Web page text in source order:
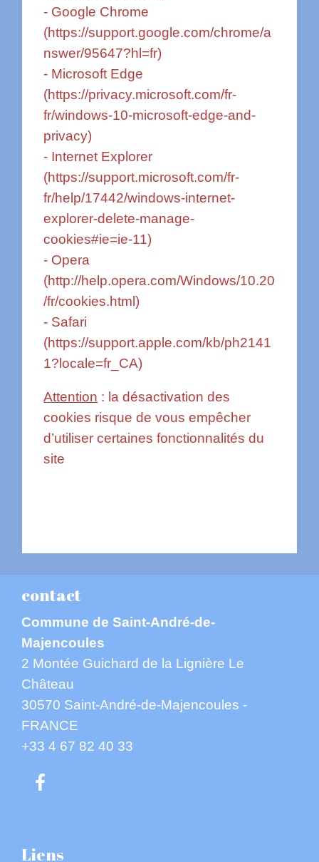
- Google Chrome
(https://support.google.com/chrome/a
nswer/95647?hl=fr)
- Microsoft Edge
(https://privacy.microsoft.com/fr-
fr/windows-10-microsoft-edge-and-
privacy)
- Internet Explorer
(https://support.microsoft.com/fr-
fr/help/17442/windows-internet-
explorer-delete-manage-
cookies#ie=ie-11)
- Opera
(http://help.opera.com/Windows/10.20
/fr/cookies.html)
- Safari
(https://support.apple.com/kb/ph2141
1?locale=fr_CA)
Attention : la désactivation des
cookies risque de vous empêcher
d’utiliser certaines fonctionnalités du
site
contact
Commune de Saint-André-de-
Majencoules
2 Montée Guichard de la Lignière Le
Château
30570 Saint-André-de-Majencoules -
FRANCE
+33 4 67 82 40 33
Liens